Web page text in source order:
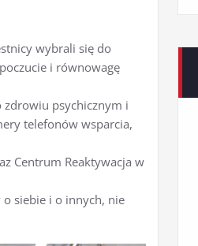
wybrali się do
i równowagę
zdrowiu psychicznym i
telefonów wsparcia,
Centrum Reaktywacja w
siebie i o innych, nie